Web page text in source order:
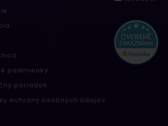
podmienky
poriadok
ochrany osobných údajov